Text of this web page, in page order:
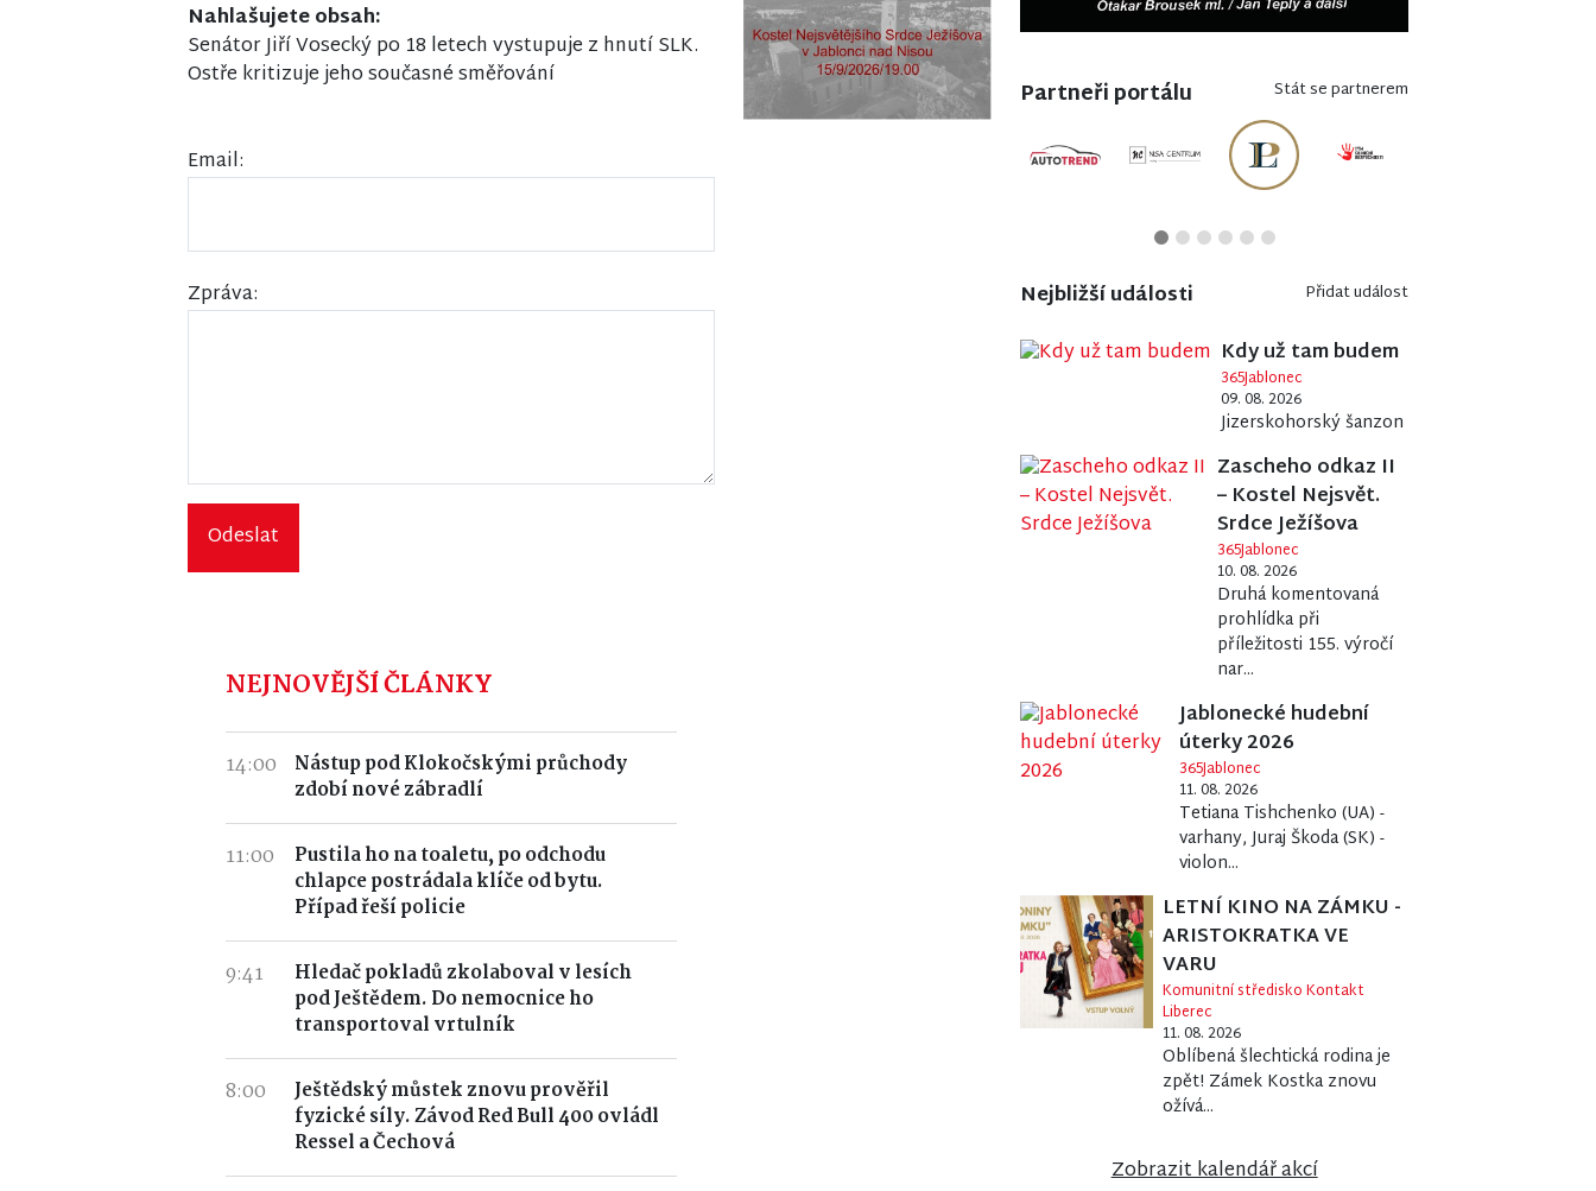
Nahlašujete obsah:
Senátor Jiří Vosecký po 18 letech vystupuje z hnutí SLK.
Ostře kritizuje jeho současné směřování
Email:
Zpráva:
Odeslat
NEJNOVĚJŠÍ ČLÁNKY
14:00
Nástup pod Klokočskými průchody
zdobí nové zábradlí
11:00
Pustila ho na toaletu, po odchodu
chlapce postrádala klíče od bytu.
Případ řeší policie
9:41
Hledač pokladů zkolaboval v lesích
pod Ještědem. Do nemocnice ho
transportoval vrtulník
8:00
Ještědský můstek znovu prověřil
fyzické síly. Závod Red Bull 400 ovládl
Ressel a Čechová
Partneři portálu Stát se partnerem
Nejbližší události Přidat událost
Kdy už tam budem
365Jablonec
09. 08. 2026
Jizerskohorský šanzon
Zascheho odkaz II
– Kostel Nejsvět.
Srdce Ježíšova
365Jablonec
10. 08. 2026
Druhá komentovaná
prohlídka při
příležitosti 155. výročí
nar...
Jablonecké hudební
úterky 2026
365Jablonec
11. 08. 2026
Tetiana Tishchenko (UA) -
varhany, Juraj Škoda (SK) -
violon...
LETNÍ KINO NA ZÁMKU -
ARISTOKRATKA VE
VARU
Komunitní středisko Kontakt
Liberec
11. 08. 2026
Oblíbená šlechtická rodina je
zpět! Zámek Kostka znovu
ožívá...
Zobrazit kalendář akcí